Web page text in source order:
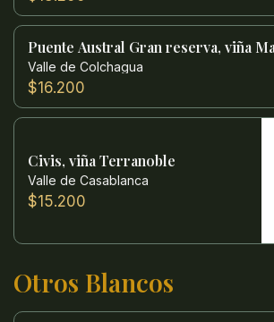
Puente Austral Gran reserva, viña
Valle de Colchagua
$16.200
Civis, viña Terranoble
Valle de Casablanca
$15.200
Otros Blancos